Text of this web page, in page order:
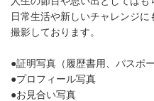
日常生活や新しいチャレンジに
撮影しております。
●証明写真（履歴書用、パスポ
●プロフィール写真
●お見合い写真